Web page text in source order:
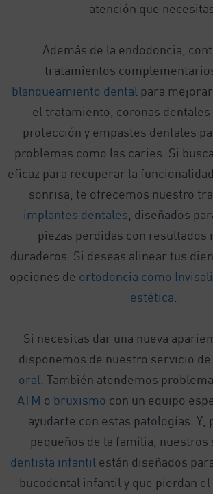
atención que
Además de la endodoncia,
tratamientos
blanqueamiento dental para
el tratamiento, coronas dentales
protección y empastes dentales
problemas como las caries. Si
eficaz para recuperar la
sonrisa, te ofrecemos nuestro
implantes dentales , diseñados
piezas perdidas con resultados
duraderos. Si deseas alinear tus
opciones de ortodoncia como
estética
Si necesitas dar una nueva
disponemos de nuestro servicio de
oral . También atendemos
ATM o bruxismo con un equipo
ayudarte con estas patologías. Y,
pequeños de la familia, nuestros
dentista infantil están diseñados
bucodental infantil y que pierdan